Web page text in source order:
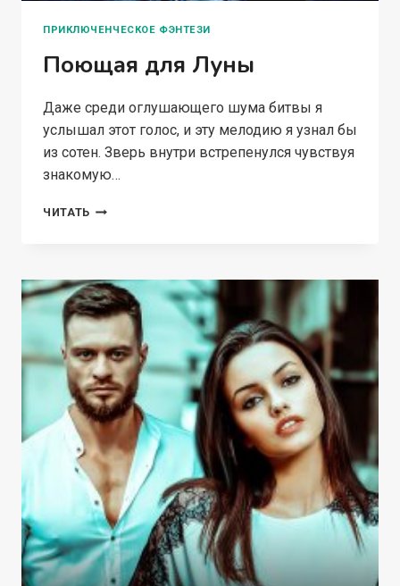
ПРИКЛЮЧЕНЧЕСКОЕ ФЭНТЕЗИ
Поющая для Луны
Даже среди оглушающего шума битвы я
услышал этот голос, и эту мелодию я узнал бы
из сотен. Зверь внутри встрепенулся чувствуя
знакомую…
ЧИТАТЬ ПОЮЩАЯ